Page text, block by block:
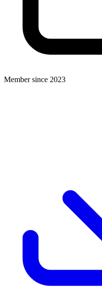
Member since 2023